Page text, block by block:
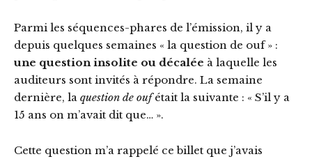
Parmi les séquences-phares de l’émission, il y a
depuis quelques semaines « la question de ouf » :
une question insolite ou décalée à laquelle les
auditeurs sont invités à répondre. La semaine
dernière, la question de oufétait la suivante : « S’il y a
15 ans on m’avait dit que… ».
Cette question m’a rappelé ce billet que j’avais